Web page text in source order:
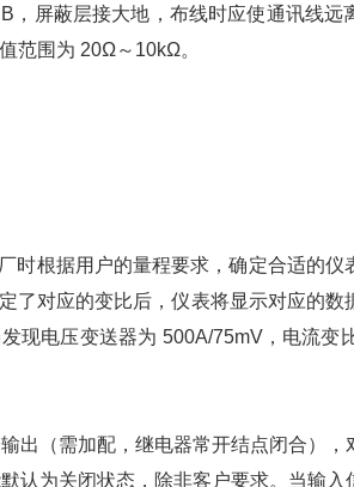
屏蔽层接大地，布线时应使通讯线远
范围为 20Ω～10kΩ。
时根据用户的量程要求，确定合适的仪
了对应的变比后，仪表将显示对应的
现电压变送器为 500A/75mV，电流变
（需加配，继电器常开结点闭合），
认为关闭状态，除非客户要求。当输入